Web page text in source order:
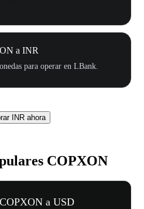
a INR
para operar en LBank.
INR ahora
COPXON
a USD